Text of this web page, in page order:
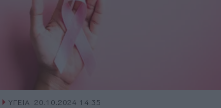
ΥΓΕΙΑ
20.10.2024 14:35